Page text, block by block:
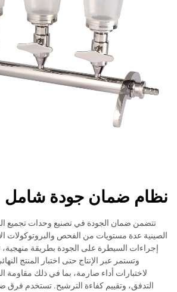
نظام ضمان جودة شامل
تتضمن ضمان الجودة في تصنيع وحدات تجميع
الصينية عدة مستويات من الفحص والبروتوكولات
إجراءات السيطرة على الجودة بطريقة منهجية،
وتستمر عبر الإنتاج حتى اختبار المنتج
لاختبارات أداء صارمة، بما في ذلك
التدفق، وتقييم كفاءة الترشيح. تستخدم فرق